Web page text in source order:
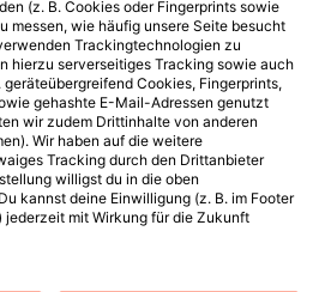
(z. B. Cookies oder Fingerprints sowie
messen, wie häufig unsere Seite besucht
Trackingtechnologien zu
hierzu serverseitiges Tracking sowie auch
Cookies, Fingerprints,
gehashte E-Mail-Adressen genutzt
wir zudem Drittinhalte von anderen
Wir haben auf die weitere
Tracking durch den Drittanbieter
willigst du in die oben
kannst deine Einwilligung (z. B. im Footer
jederzeit mit Wirkung für die Zukunft